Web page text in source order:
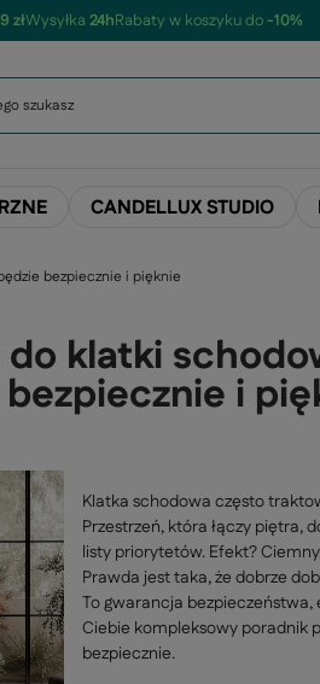
złWysyłka 24hRabaty w koszyku do-10%
CANDELLUX STUDIO
bezpiecznie i pięknie
klatki
i
Klatka schodowa często
Przestrzeń, która łączy piętra,
listy priorytetów. Efekt?
Prawda jest taka, że dobrze
To gwarancja
Ciebie kompleksowy poradnik
bezpiecznie.